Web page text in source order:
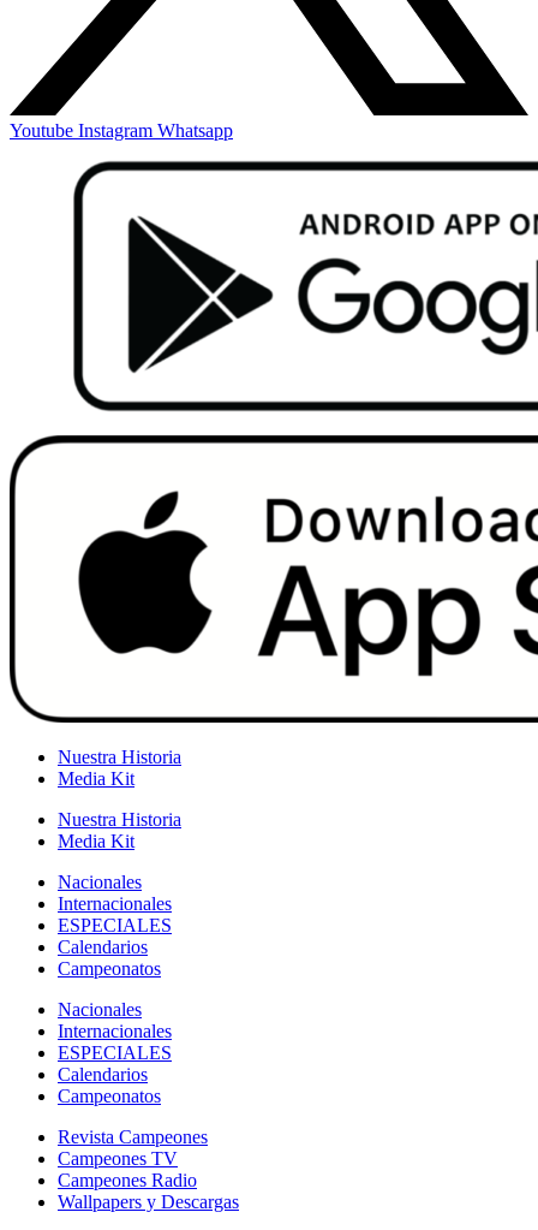
Youtube Instagram Whatsapp
Nuestra Historia
Media Kit
Nuestra Historia
Media Kit
Nacionales
Internacionales
ESPECIALES
Calendarios
Campeonatos
Nacionales
Internacionales
ESPECIALES
Calendarios
Campeonatos
Revista Campeones
Campeones TV
Campeones Radio
Wallpapers y Descargas